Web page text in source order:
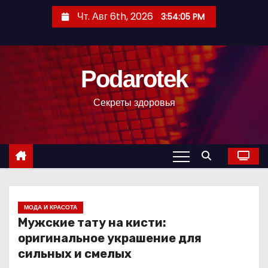
с
Чт. Авг 6th, 2026 3:54:07 PM
Podarotek
Секреты здоровья
МОДА И КРАСОТА
Мужские тату на кисти:
оригинальное украшение для
сильных и смелых